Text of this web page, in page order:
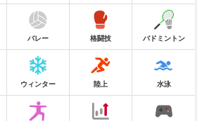
バレー 格闘技 バドミントン
ウィンター 陸上 水泳